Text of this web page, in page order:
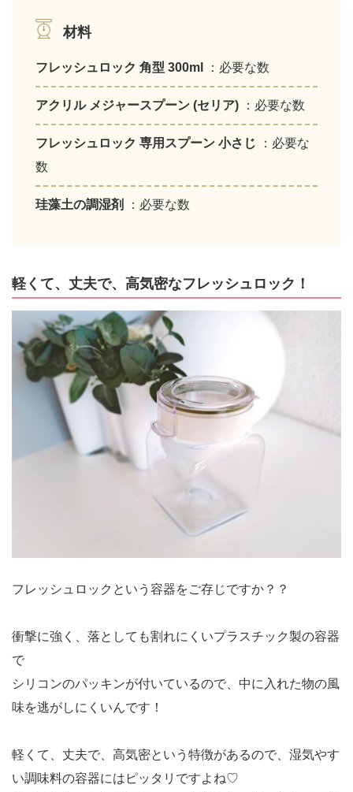
材料
フレッシュロック 角型 300ml ：必要な数
アクリル メジャースプーン (セリア) ：必要な数
フレッシュロック 専用スプーン 小さじ
：必要な
数
珪藻土の調湿剤 ：必要な数
軽くて、丈夫で、高気密なフレッシュロック！
フレッシュロックという容器をご存じですか？？
衝撃に強く、落としても割れにくいプラスチック製の容器
で
シリコンのパッキンが付いているので、中に入れた物の風
味を逃がしにくいんです！
軽くて、丈夫で、高気密という特徴があるので、湿気やす
い調味料の容器にはピッタリですよね♡